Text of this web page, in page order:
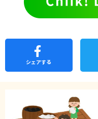
シェアする